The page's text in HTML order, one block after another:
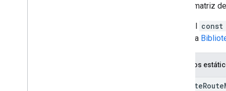
Es una matriz
Llama al
Consulta
Métodos
computeRoute